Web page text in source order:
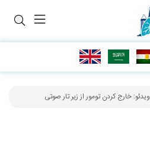
ویدئو: خارج کردن تومور از زیر تار صوتی